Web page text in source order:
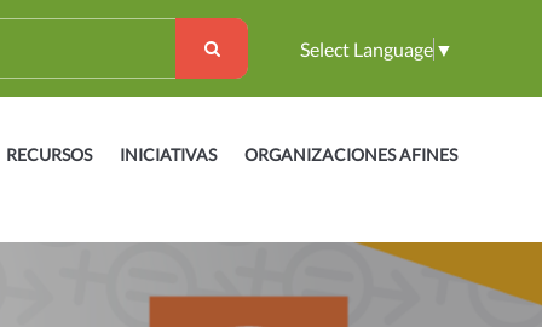
Select Language ▼
RECURSOS INICIATIVAS ORGANIZACIONES AFINES